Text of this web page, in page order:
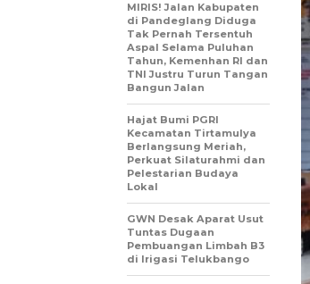
MIRIS! Jalan Kabupaten
di Pandeglang Diduga
Tak Pernah Tersentuh
Aspal Selama Puluhan
Tahun, Kemenhan RI dan
TNI Justru Turun Tangan
Bangun Jalan
Hajat Bumi PGRI
Kecamatan Tirtamulya
Berlangsung Meriah,
Perkuat Silaturahmi dan
Pelestarian Budaya
Lokal
GWN Desak Aparat Usut
Tuntas Dugaan
Pembuangan Limbah B3
di Irigasi Telukbango